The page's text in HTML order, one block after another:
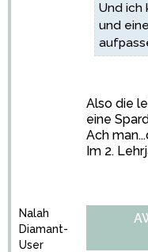
Und ich
und
Also die
eine
Ach
Im 2.
Nalah
Diamant-
User